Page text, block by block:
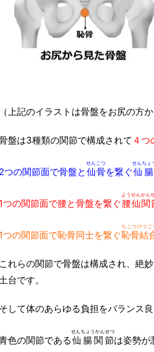
（上記のイラストは骨盤をお尻の方
盤は3種類の関節で構成されて ４つ
2つの関節面で骨盤と 仙骨
せんこつ
を繋ぐ仙
せんちょ
1つの関節面で腰と骨盤を繋ぐ腰仙関
ようせんかん
1つの関節面で恥骨同士を繋ぐ恥骨結
ちこつけつご
これらの関節で骨盤は構成され、絶
台です。
そして体のあらゆる負担をバランス
色の関節である仙腸関節
せんちょうかんせつ
は姿勢が